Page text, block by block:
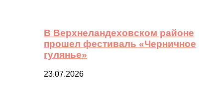
В Верхнеландеховском районе
прошел фестиваль «Черничное
гулянье»
23.07.2026